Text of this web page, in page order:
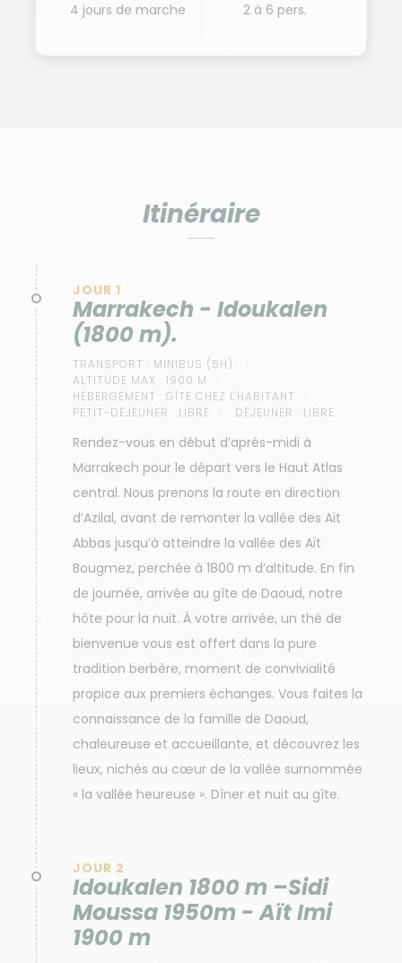
4 jours de marche
2 à 6 pers.
Itinéraire
JOUR 1
Marrakech - Idoukalen
(1800 m).
TRANSPORT : MINIBUS (5H)
ALTITUDE MAX : 1900 M
HÉBERGEMENT : GÎTE CHEZ L'HABITANT
PETIT-DÉJEUNER : LIBRE DÉJEUNER : LIBRE
Rendez-vous en début d’après-midi à
Marrakech pour le départ vers le Haut Atlas
central. Nous prenons la route en direction
d’Azilal, avant de remonter la vallée des Aït
Abbas jusqu’à atteindre la vallée des Aït
Bougmez, perchée à 1800 m d’altitude. En fin
de journée, arrivée au gîte de Daoud, notre
hôte pour la nuit. À votre arrivée, un thé de
bienvenue vous est offert dans la pure
tradition berbère, moment de convivialité
propice aux premiers échanges. Vous faites la
connaissance de la famille de Daoud,
chaleureuse et accueillante, et découvrez les
lieux, nichés au cœur de la vallée surnommée
« la vallée heureuse ». Dîner et nuit au gîte.
JOUR 2
Idoukalen 1800 m –Sidi
Moussa 1950m - Aït Imi
1900 m